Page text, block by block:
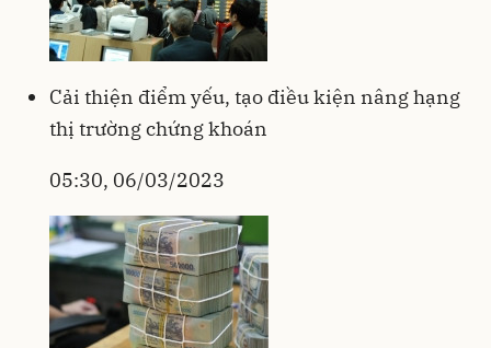
Cải thiện điểm yếu, tạo điều kiện nâng hạng
thị trường chứng khoán
05:30, 06/03/2023